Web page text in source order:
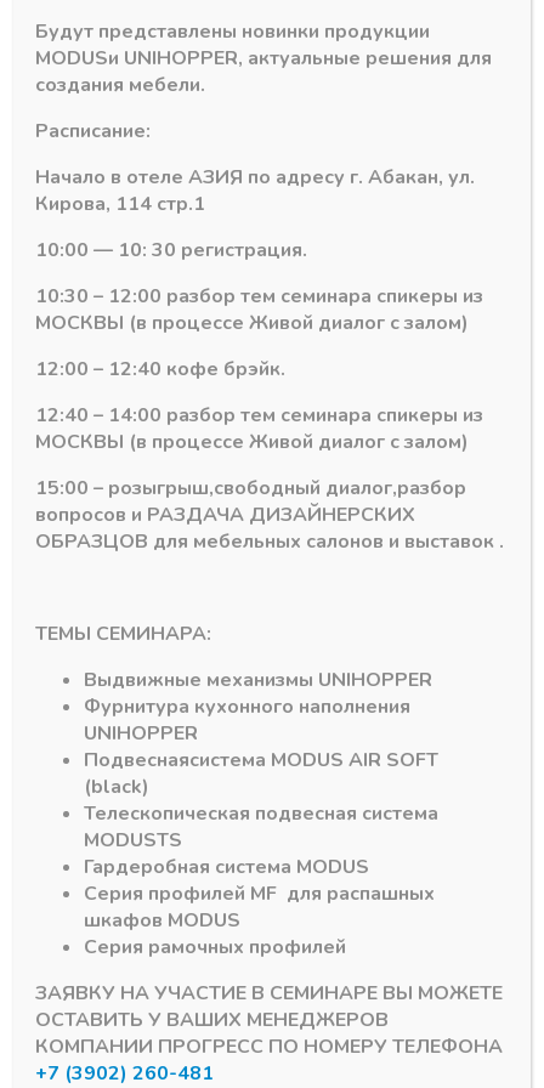
Цоколь и цокольные элементы Россия
Цоколь кухонный
Россия H=100мм
В наличии лишь 1
699,65₽
Цоколь и цокольные элементы
Цоколь кухонный
689,43₽
Подпишитесь на рассылку акций
#MODUS 6 #Система DTC
#Алюминиевый Профиль 2 #серии MF
#DRAGON-BOX 1 #D-MOTION
Будут представлены новинки продукции
MODUSи UNIHOPPER, актуальные решения для
создания мебели.
Расписание:
Начало в отеле АЗИЯ по адресу г. Абакан, ул.
Кирова, 114 стр.1
10:00 — 10: 30 регистрация.
10:30 – 12:00 разбор тем семинара спикеры из
МОСКВЫ (в процессе Живой диалог с залом)
12:00 – 12:40 кофе брэйк.
12:40 – 14:00 разбор тем семинара спикеры из
МОСКВЫ (в процессе Живой диалог с залом)
15:00 – розыгрыш,свободный диалог,разбор
вопросов и РАЗДАЧА ДИЗАЙНЕРСКИХ
ОБРАЗЦОВ для мебельных салонов и выставок .
ТЕМЫ СЕМИНАРА:
Выдвижные механизмы UNIHOPPER
Фурнитура кухонного наполнения
UNIHOPPER
Подвеснаясистема MODUS AIR SOFT
(black)
Телескопическая подвесная система
MODUSTS
Гардеробная система MODUS
Серия профилей MF для распашных
шкафов MODUS
Серия рамочных профилей
ЗАЯВКУ НА УЧАСТИЕ В СЕМИНАРЕ ВЫ МОЖЕТЕ
ОСТАВИТЬ У ВАШИХ МЕНЕДЖЕРОВ
КОМПАНИИ ПРОГРЕСС ПО НОМЕРУ ТЕЛЕФОНА
+7 (3902) 260-481
Мы используем куки для наилучшего представления